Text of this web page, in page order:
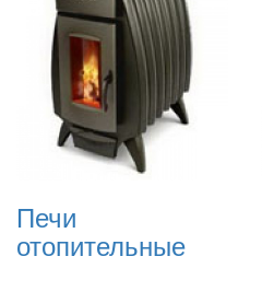
Печи
отопительные